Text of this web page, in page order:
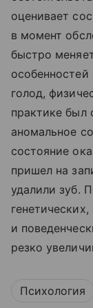
оценивает
в момент
быстро
голод,
практике был
аномальное
состояние
пришел на
удалили зуб.
и
резко
Психология